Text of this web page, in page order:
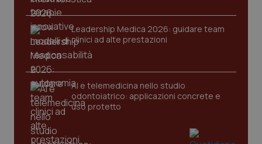
Leadership Medica 2026: guidare team
clinici ad alte prestazioni
AI e telemedicina nello studio
odontoiatrico: applicazioni concrete e
uso protetto
tracking-sites-ironfish-
tracking-enable
www.quotidianosanita.it